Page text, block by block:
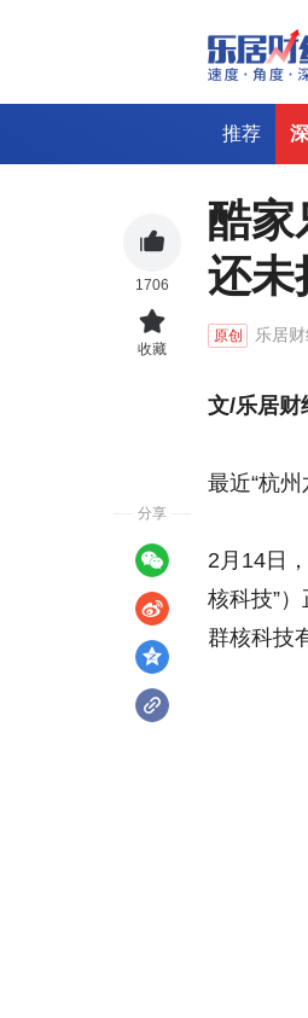
推荐
酷家
还未
原创 乐居
文/乐居财
最近“杭
2月14日
核科技”
群核科技
1706
收藏
分享